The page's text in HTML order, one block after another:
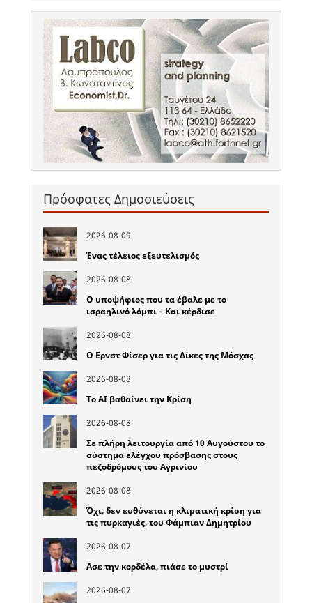
Πρόσφατες Δημοσιεύσεις
2026-08-09
Ένας τέλειος εξευτελισμός
2026-08-08
Ο υποψήφιος που τα έβαλε με το
ισραηλινό λόμπι – Και κέρδισε
2026-08-08
Ο Ερνστ Φίσερ για τις Δίκες της Μόσχας
2026-08-08
Το ΑΙ βαθαίνει την Κρίση
2026-08-08
Σε πλήρη λειτουργία από 10 Αυγούστου το
σύστημα ελέγχου πρόσβασης στους
πεζοδρόμους του Αγρινίου
2026-08-08
Όχι, δεν ευθύνεται η κλιματική κρίση για
τις πυρκαγιές, του Φάμπιαν Δημητρίου
2026-08-07
Ασε την κορδέλα, πιάσε το μυστρί
2026-08-07